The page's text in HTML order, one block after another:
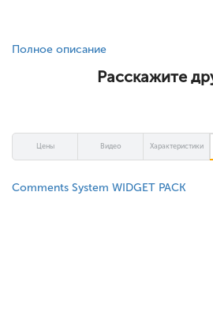
Полное описание
Расскажите
Цены Видео Характеристики
Comments System WIDGET PACK